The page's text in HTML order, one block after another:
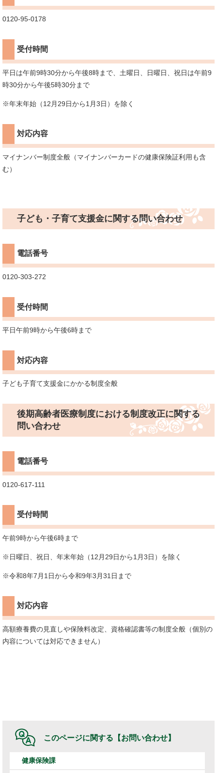
0120-95-0178
受付時間
平日は午前9時30分から午後8時まで、土曜日、日曜日、祝日は午前9
時30分から午後5時30分まで
※年末年始（12月29日から1月3日）を除く
対応内容
マイナンバー制度全般（マイナンバーカードの健康保険証利用も含
む）
子ども・子育て支援金に関する問い合わせ
電話番号
0120-303-272
受付時間
平日午前9時から午後6時まで
対応内容
子ども子育て支援金にかかる制度全般
後期高齢者医療制度における制度改正に関する
問い合わせ
電話番号
0120-617-111
受付時間
午前9時から午後6時まで
※日曜日、祝日、年末年始（12月29日から1月3日）を除く
※令和8年7月1日から令和9年3月31日まで
対応内容
高額療養費の見直しや保険料改定、資格確認書等の制度全般（個別の
内容については対応できません）
このページに関する 【お問い合わせ】
健康保険課